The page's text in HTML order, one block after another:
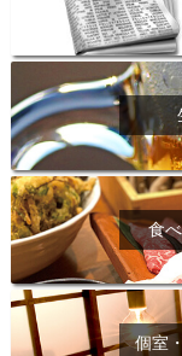
食
個室